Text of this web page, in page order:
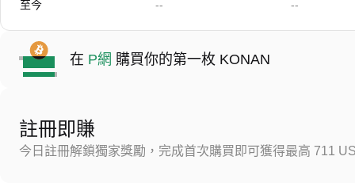
至今 -- --
在 P網 購買你的第一枚 KONAN
註冊即賺
今日註冊解鎖獨家獎勵，完成首次購買即可獲得最高 711